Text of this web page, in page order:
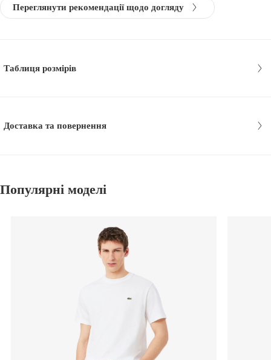
Переглянути рекомендації щодо догляду
Таблиця розмірів
Доставка та повернення
Популярні моделі